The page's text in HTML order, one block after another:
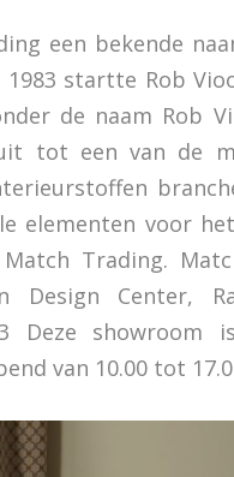
een bekende
startte Rob
de naam Rob
tot een van de
elementen voor
Trading.
Design Center,
Deze showroom
van 10.00 tot